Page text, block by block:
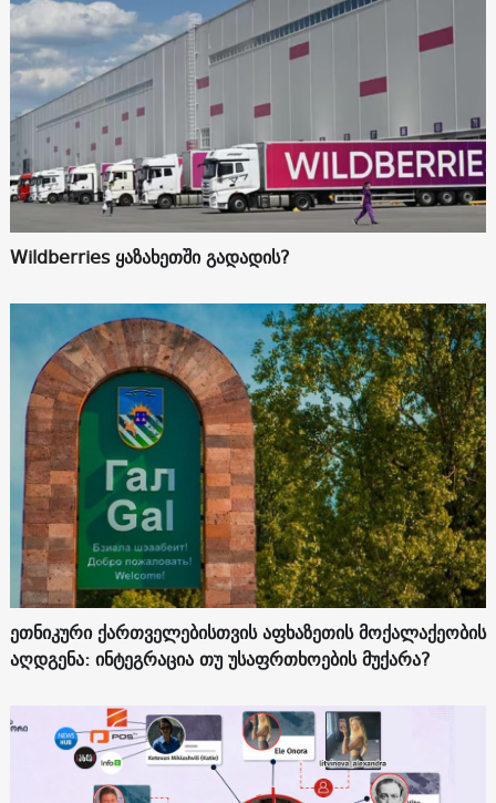
Wildberries ყაზახეთში გადადის?
ეთნიკური ქართველებისთვის აფხაზეთის მოქალაქეობის
აღდგენა: ინტეგრაცია თუ უსაფრთხოების მუქარა?